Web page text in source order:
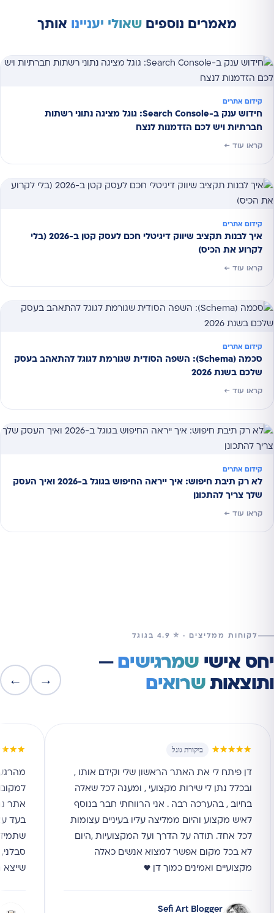
מאמרים נוספים שאולי יעניינו אותך
קידום אתרים
חידוש ענק ב-Search Console: גוגל מציגה נתוני רשתות
חברתיות ויש לכם הזדמנות לנצח
קראו עוד ←
קידום אתרים
איך לבנות תקציב שיווק דיגיטלי חכם לעסק קטן ב-2026 (בלי
לקרוע את הכיס)
קראו עוד ←
קידום אתרים
סכמה (Schema): השפה הסודית שגורמת לגוגל להתאהב בעסק
שלכם בשנת 2026
קראו עוד ←
קידום אתרים
לא רק תיבת חיפוש: איך ייראה החיפוש בגוגל ב-2026 ואיך העסק
שלך צריך להתכונן
קראו עוד ←
לקוחות ממליצים · ⭐ 4.9 בגוגל
יחס אישי שמרגישים —
ותוצאותשרואים →
←
★★★★★ ביקורת גוגל
דן פיתח לי את האתר הראשון שלי וקידם אותו ,
ובכלל נתן לי שירות מקצועי , ומענה לכל שאלה
בחיוב , בהערכה רבה . אני הרווחתי חבר בנוסף
לאיש מקצוע והיום ממליצה עליו בעיניים עצומות
לכל אחד. תודה על הדרך ועל המקצועיות ,היום
לא בכל מקום אפשר למצוא אנשים כאלה
מקצועיים ואמינים כמוך דן ♥
Sefi Art Blogger
למקום
אתר
בעד
שתמיד